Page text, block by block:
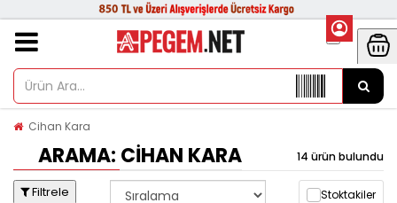
Cihan Kara
ARAMA: CIHAN KARA 14 ürün bulundu
Filtrele Stoktakiler